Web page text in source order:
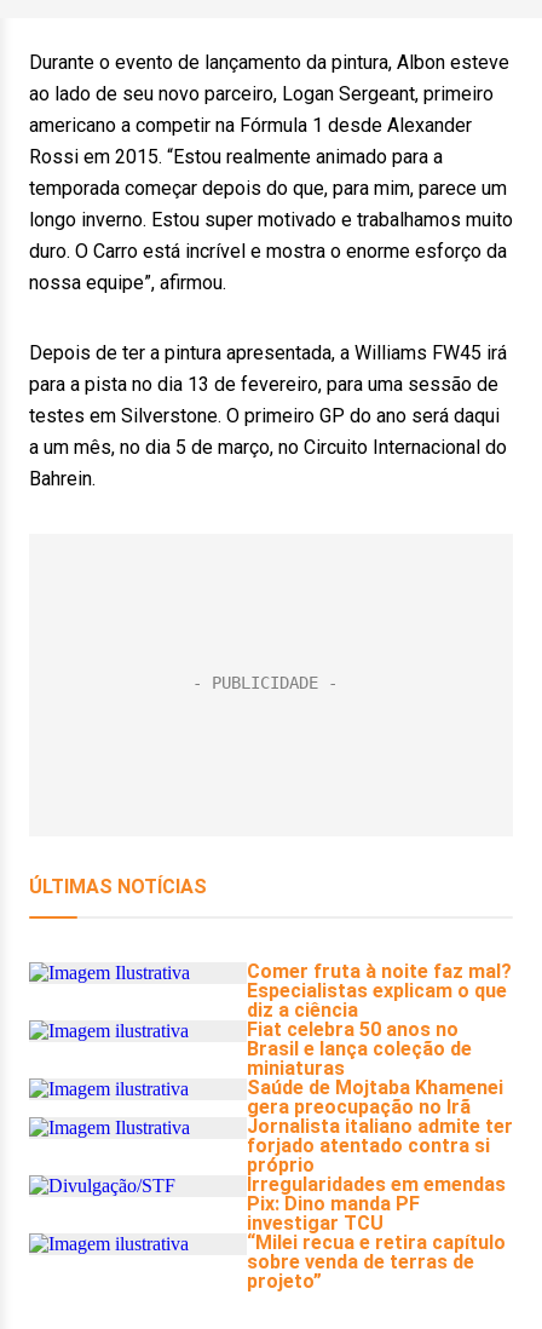
Durante o evento de lançamento da pintura, Albon esteve
ao lado de seu novo parceiro, Logan Sergeant, primeiro
americano a competir na Fórmula 1 desde Alexander
Rossi em 2015. “Estou realmente animado para a
temporada começar depois do que, para mim, parece um
longo inverno. Estou super motivado e trabalhamos muito
duro. O Carro está incrível e mostra o enorme esforço da
nossa equipe”, afirmou.
Depois de ter a pintura apresentada, a Williams FW45 irá
para a pista no dia 13 de fevereiro, para uma sessão de
testes em Silverstone. O primeiro GP do ano será daqui
a um mês, no dia 5 de março, no Circuito Internacional do
Bahrein.